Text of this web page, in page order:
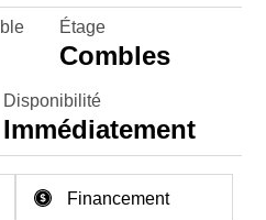
Étage
Combles
Disponibilité
Immédiatement
Financement